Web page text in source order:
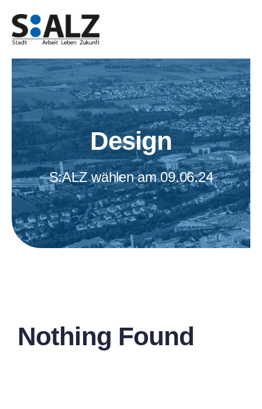
Inhalt
springen
Design
S:ALZ wählen am 09.06.24
Nothing Found